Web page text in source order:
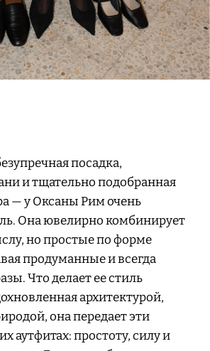
посадка,
и тщательно подобранная
— у Оксаны Рим очень
Она ювелирно комбинирует
но простые по форме
продуманные и всегда
Что делает ее стиль
архитектурой,
она передает эти
аутфитах: простоту, силу и